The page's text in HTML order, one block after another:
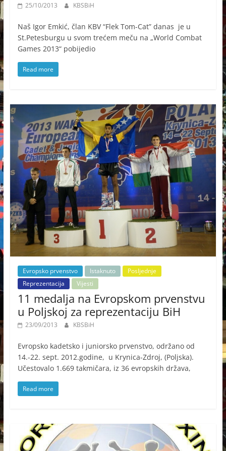
25/10/2013 KBSBiH
Naš Igor Emkić, član KBV “Flek Tom-Cat” danas je u
St.Petesburgu u svom trećem meču na „World Combat
Games 2013“ pobijedio
Read more
Evropsko prvenstvo Istaknuto
Posljednje
Reprezentacija
Vijesti
11 medalja na Evropskom prvenstvu
u Poljskoj za reprezentaciju BiH
23/09/2013 KBSBiH
Evropsko kadetsko i juniorsko prvenstvo, održano od
14.-22. sept. 2012.godine, u Krynica-Zdroj, (Poljska).
Učestovalo 1.669 takmičara, iz 36 evropskih država,
Read more